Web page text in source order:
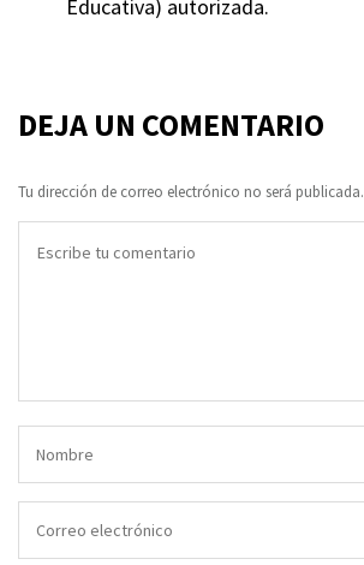
Educativa) autorizada.
DEJA UN COMENTARIO
Tu dirección de correo electrónico no será publicada.